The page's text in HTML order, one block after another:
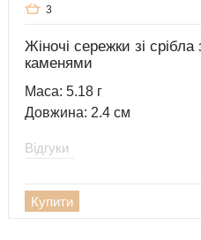
3
Жіночі сережки зі
каменями
Маса: 5.18 г
Довжина: 2.4 см
Відгуки
Купити